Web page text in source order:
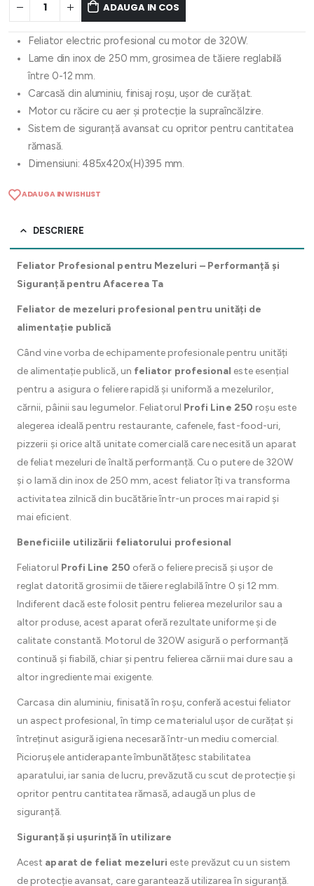
ADAUGA IN COS
Feliator electric profesional cu motor de 320W.
Lame din inox de 250 mm, grosimea de tăiere reglabilă
între 0-12 mm.
Carcasă din aluminiu, finisaj roșu, ușor de curățat.
Motor cu răcire cu aer și protecție la supraîncălzire.
Sistem de siguranță avansat cu opritor pentru cantitatea
rămasă.
Dimensiuni: 485x420x(H)395 mm.
ADAUGA IN WISHLIST
DESCRIERE
Feliator Profesional pentru Mezeluri – Performanță și
Siguranță pentru Afacerea Ta
Feliator de mezeluri profesional pentru unități de
alimentație publică
Când vine vorba de echipamente profesionale pentru unități
de alimentație publică, un feliator profesional este esențial
pentru a asigura o feliere rapidă și uniformă a mezelurilor,
cărnii, pâinii sau legumelor. Feliatorul Profi Line 250 roșu este
alegerea ideală pentru restaurante, cafenele, fast-food-uri,
pizzerii și orice altă unitate comercială care necesită un aparat
de feliat mezeluri de înaltă performanță. Cu o putere de 320W
și o lamă din inox de 250 mm, acest feliator îți va transforma
activitatea zilnică din bucătărie într-un proces mai rapid și
mai eficient.
Beneficiile utilizării feliatorului profesional
Feliatorul Profi Line 250 oferă o feliere precisă și ușor de
reglat datorită grosimii de tăiere reglabilă între 0 și 12 mm.
Indiferent dacă este folosit pentru felierea mezelurilor sau a
altor produse, acest aparat oferă rezultate uniforme și de
calitate constantă. Motorul de 320W asigură o performanță
continuă și fiabilă, chiar și pentru felierea cărnii mai dure sau a
altor ingrediente mai exigente.
Carcasa din aluminiu, finisată în roșu, conferă acestui feliator
un aspect profesional, în timp ce materialul ușor de curățat și
întreținut asigură igiena necesară într-un mediu comercial.
Piciorușele antiderapante îmbunătățesc stabilitatea
aparatului, iar sania de lucru, prevăzută cu scut de protecție și
opritor pentru cantitatea rămasă, adaugă un plus de
siguranță.
Siguranță și ușurință în utilizare
Acest aparat de feliat mezeluri este prevăzut cu un sistem
de protecție avansat, care garantează utilizarea în siguranță.